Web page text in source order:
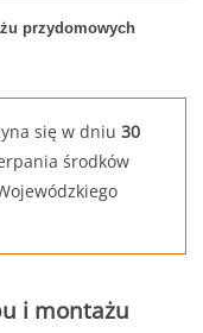
przydomowych
się w dniu 30
środków
i montażu